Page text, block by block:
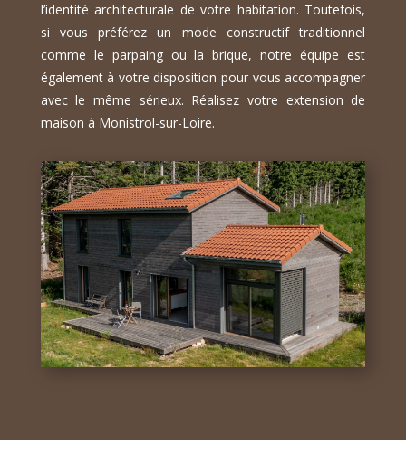
l’identité architecturale de votre habitation. Toutefois,
si vous préférez un mode constructif traditionnel
comme le parpaing ou la brique, notre équipe est
également à votre disposition pour vous accompagner
avec le même sérieux. Réalisez votre extension de
maison à Monistrol-sur-Loire.